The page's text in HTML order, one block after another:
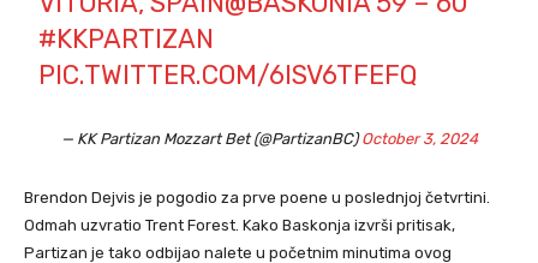
#KKPARTIZAN
PIC.TWITTER.COM/6ISV6TFEFQ
— KK Partizan Mozzart Bet (@PartizanBC)October 3, 2024
Brendon Dejvis je pogodio za prve poene u poslednjoj četvrtini.
Odmah uzvratio Trent Forest. Kako Baskonja izvrši pritisak,
Partizan je tako odbijao nalete u početnim minutima ovog